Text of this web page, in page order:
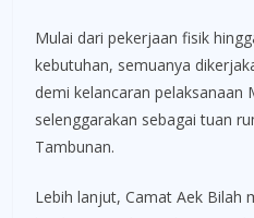
Mulai dari pekerjaan fisik
kebutuhan, semuanya
demi kelancaran pelaksanaan
selenggarakan sebagai tuan
Tambunan.
Lebih lanjut, Camat Aek Bilah